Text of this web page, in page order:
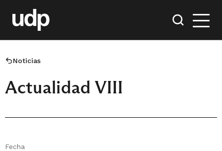
Noticias
Actualidad VIII
Fecha